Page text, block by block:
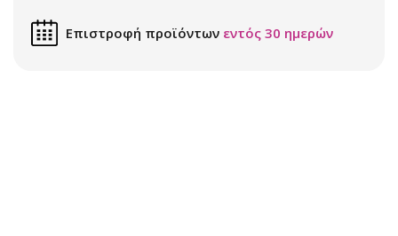
Επιστροφή προϊόντων εντός 30 ημερών